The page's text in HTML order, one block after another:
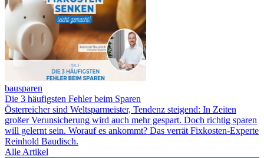
bausparen
Die 3 häufigsten Fehler beim Sparen
Österreicher sind Weltsparmeister, Tendenz steigend: In Zeiten
großer Verunsicherung wird auch mehr gespart. Doch richtig sparen
will gelernt sein. Worauf es ankommt? Das verrät Fixkosten-Experte
Reinhold Baudisch.
Alle Artikel